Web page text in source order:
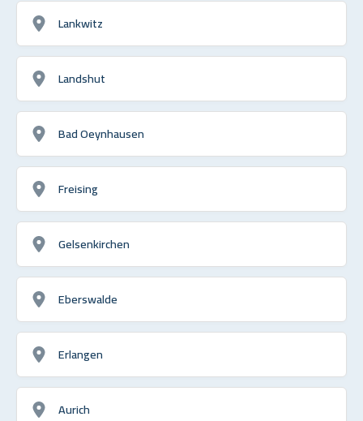
Lankwitz
Landshut
Bad Oeynhausen
Freising
Gelsenkirchen
Eberswalde
Erlangen
Aurich